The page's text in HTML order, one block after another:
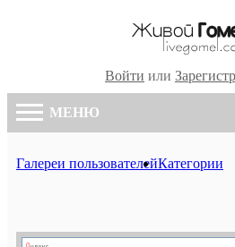
Войти или
МЕНЮ
Галереи пользователейКатегории